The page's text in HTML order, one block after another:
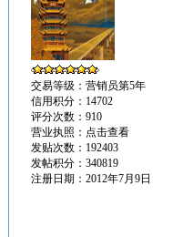
交易等级：营销员第5年
信用积分：14702
评分次数：910
营业执照： 点击查看
发贴次数：192403
发帖积分：340819
注册日期：2012年7月9日